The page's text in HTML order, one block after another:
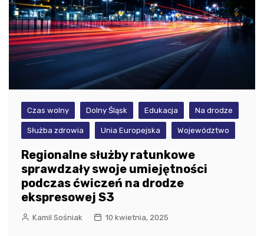
Czas wolny Dolny Śląsk Edukacja Na drodze
Służba zdrowia Unia Europejska Województwo
Regionalne służby ratunkowe
sprawdzały swoje umiejętności
podczas ćwiczeń na drodze
ekspresowej S3
Kamil Sośniak 10 kwietnia, 2025